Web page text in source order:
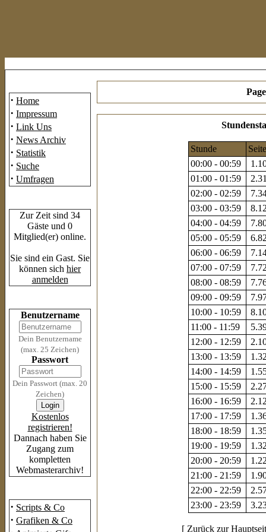
· Home
· Impressum
· Link Uns
· News Archiv
· Statistik
· Suche
· Umfragen
Zur Zeit sind 34
Gäste und 0
Mitglied(er) online.
Sie sind ein Gast. Sie
können sich hier
anmelden
Benutzername
Dein Benutzername
(max. 25 Zeichen)
Passwort
Dein Passwort (max. 20
Zeichen)
Kostenlos
registrieren!
Dannach haben Sie
Zugang zum
kompletten
Webmasterarchiv!
· Scripts & Co
· Grafiken & Co
Stunde
00:00 - 00:59
01:00 - 01:59
02:00 - 02:59
03:00 - 03:59
04:00 - 04:59
05:00 - 05:59
06:00 - 06:59
07:00 - 07:59
08:00 - 08:59
09:00 - 09:59
10:00 - 10:59
11:00 - 11:59
12:00 - 12:59
13:00 - 13:59
14:00 - 14:59
15:00 - 15:59
16:00 - 16:59
17:00 - 17:59
18:00 - 18:59
19:00 - 19:59
20:00 - 20:59
21:00 - 21:59
22:00 - 22:59
23:00 - 23:59
[ Zurück zur